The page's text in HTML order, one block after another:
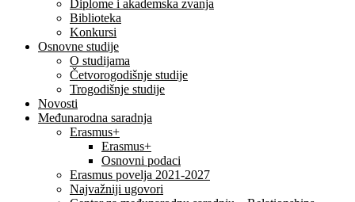
Diplome i akademska zvanja
Biblioteka
Konkursi
Osnovne studije
O studijama
Četvorogodišnje studije
Trogodišnje studije
Novosti
Međunarodna saradnja
Erasmus+
Erasmus+
Osnovni podaci
Erasmus povelja 2021-2027
Najvažniji ugovori